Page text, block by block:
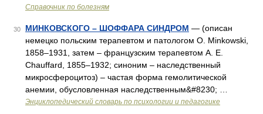
Справочник по болезням
30 МИНКОВСКОГО – ШОФФАРА СИНДРОМ — (описан
немецко польским терапевтом и патологом О. Minkowski,
1858–1931, затем – французским терапевтом А. Е.
Chauffard, 1855–1932; синоним – наследственный
микросфероцитоз) – частая форма гемолитической
анемии, обусловленная наследственным&#8230; …
Энциклопедический словарь по психологии и педагогике